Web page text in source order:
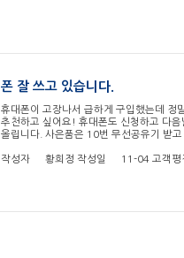
폰 잘 쓰고 있습니다.
휴대폰이 고장나서 급하게 구입했는데 정
추천하고 싶어요! 휴대폰도 신청하고 다
올립니다. 사은품은 10번 무선공유기 받
작성자 황희정 작성일 11-04 고객평